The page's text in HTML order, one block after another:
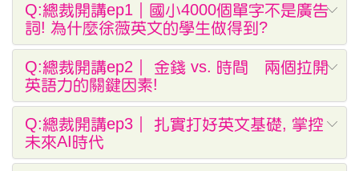
Q:總裁開講ep1｜國小4000個單字不是廣告
詞! 為什麼徐薇英文的學生做得到?
Q:總裁開講ep2｜ 金錢 vs. 時間 兩個拉開
英語力的關鍵因素!
Q:總裁開講ep3｜ 扎實打好英文基礎, 掌控
未來AI時代